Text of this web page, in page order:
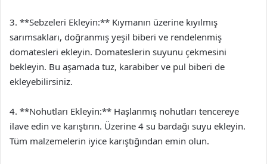
3. **Sebzeleri Ekleyin:** Kıymanın üzerine kıyılmış
sarımsakları, doğranmış yeşil biberi ve rendelenmiş
domatesleri ekleyin. Domateslerin suyunu çekmesini
bekleyin. Bu aşamada tuz, karabiber ve pul biberi de
ekleyebilirsiniz.
4. **Nohutları Ekleyin:** Haşlanmış nohutları tencereye
ilave edin ve karıştırın. Üzerine 4 su bardağı suyu ekleyin.
Tüm malzemelerin iyice karıştığından emin olun.